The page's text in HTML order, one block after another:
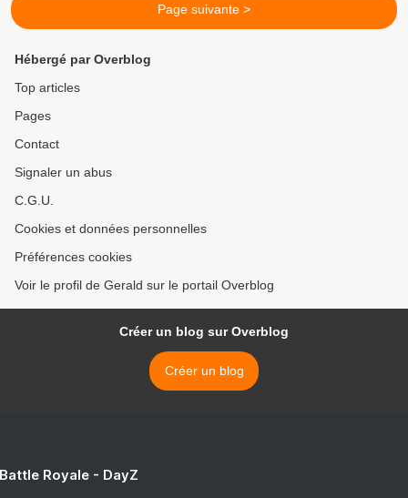
Page suivante >
Hébergé par Overblog
Top articles
Pages
Contact
Signaler un abus
C.G.U.
Cookies et données personnelles
Préférences cookies
Voir le profil de Gerald sur le portail Overblog
Créer un blog sur Overblog
Créer un blog
Royale - DayZ